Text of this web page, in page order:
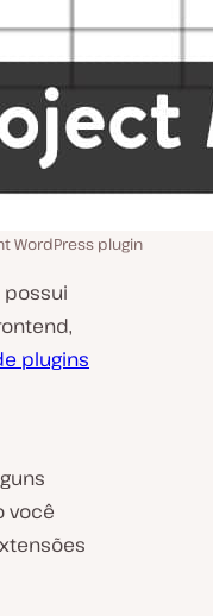
WordPress plugin
plugins
você